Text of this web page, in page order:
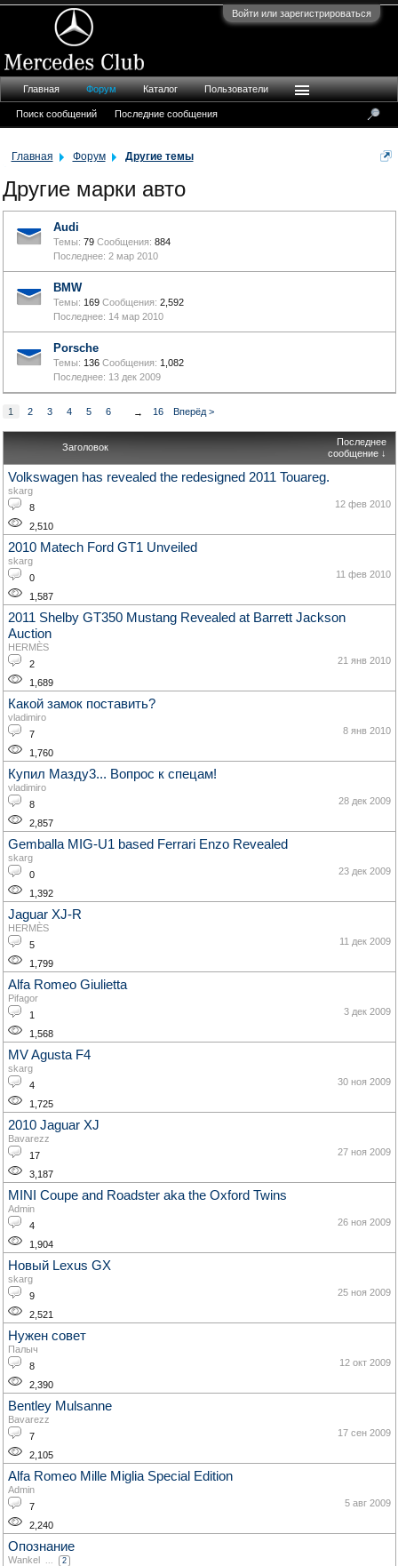
Войти или зарегистрироваться
Главная Форум Другие темы
Другие марки авто
Audi
Темы: 79 Сообщения: 884
2 мар 2010
BMW
Темы: 169 Сообщения: 2,592
14 мар 2010
Porsche
Темы: 136 Сообщения: 1,082
13 дек 2009
1 2 3 4 5 6 → 16 Вперёд >
Заголовок
Последнее
сообщение ↓
Volkswagen has revealed the redesigned 2011 Touareg.
skarg
8
2,510
12 фев 2010
2010 Matech Ford GT1 Unveiled
skarg
0
1,587
11 фев 2010
2011 Shelby GT350 Mustang Revealed at Barrett Jackson
Auction
HERMÈS
2
1,689
21 янв 2010
Какой замок поставить?
vladimiro
7
1,760
8 янв 2010
Купил Мазду3... Вопрос к спецам!
vladimiro
8
2,857
28 дек 2009
Gemballa MIG-U1 based Ferrari Enzo Revealed
skarg
0
1,392
23 дек 2009
Jaguar XJ-R
HERMÈS
5
1,799
11 дек 2009
Alfa Romeo Giulietta
Pifagor
1
1,568
3 дек 2009
MV Agusta F4
skarg
4
1,725
30 ноя 2009
2010 Jaguar XJ
Bavarezz
17
3,187
27 ноя 2009
MINI Coupe and Roadster aka the Oxford Twins
Admin
4
1,904
26 ноя 2009
Новый Lexus GX
skarg
9
2,521
25 ноя 2009
Нужен совет
Палыч
8
2,390
12 окт 2009
Bentley Mulsanne
Bavarezz
7
2,105
17 сен 2009
Alfa Romeo Mille Miglia Special Edition
Admin
7
2,240
5 авг 2009
Опознание
Wankel ... 2
Главная Форум
Поиск сообщений Последние сообщения
Каталог Пользователи